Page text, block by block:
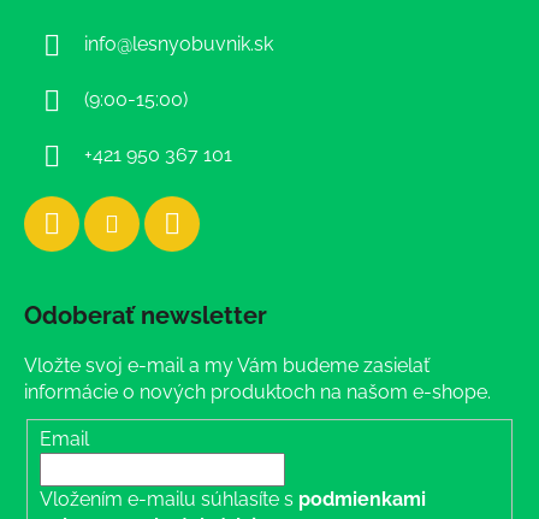
info@lesnyobuvnik.sk
(9:00-15:00)
+421 950 367 101
Odoberať newsletter
Vložte svoj e-mail a my Vám budeme zasielať
informácie o nových produktoch na našom e-shope.
Email
Vložením e-mailu súhlasíte s podmienkami